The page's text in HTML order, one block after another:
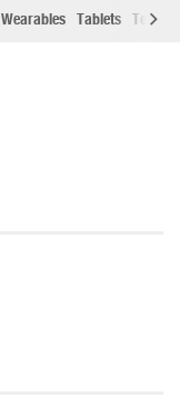
Wearables Tablets